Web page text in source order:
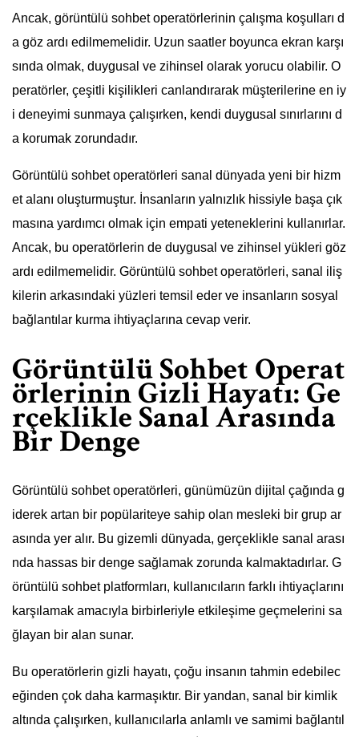
Ancak, görüntülü sohbet operatörlerinin çalışma koşulları d
a göz ardı edilmemelidir. Uzun saatler boyunca ekran karşı
sında olmak, duygusal ve zihinsel olarak yorucu olabilir. O
peratörler, çeşitli kişilikleri canlandırarak müşterilerine en iy
i deneyimi sunmaya çalışırken, kendi duygusal sınırlarını d
a korumak zorundadır.
Görüntülü sohbet operatörleri sanal dünyada yeni bir hizm
et alanı oluşturmuştur. İnsanların yalnızlık hissiyle başa çık
masına yardımcı olmak için empati yeteneklerini kullanırlar.
Ancak, bu operatörlerin de duygusal ve zihinsel yükleri göz
ardı edilmemelidir. Görüntülü sohbet operatörleri, sanal iliş
kilerin arkasındaki yüzleri temsil eder ve insanların sosyal
bağlantılar kurma ihtiyaçlarına cevap verir.
Görüntülü Sohbet Operat
örlerinin Gizli Hayatı: Ge
rçeklikle Sanal Arasında
Bir Denge
Görüntülü sohbet operatörleri, günümüzün dijital çağında g
iderek artan bir popülariteye sahip olan mesleki bir grup ar
asında yer alır. Bu gizemli dünyada, gerçeklikle sanal arası
nda hassas bir denge sağlamak zorunda kalmaktadırlar. G
örüntülü sohbet platformları, kullanıcıların farklı ihtiyaçlarını
karşılamak amacıyla birbirleriyle etkileşime geçmelerini sa
ğlayan bir alan sunar.
Bu operatörlerin gizli hayatı, çoğu insanın tahmin edebilec
eğinden çok daha karmaşıktır. Bir yandan, sanal bir kimlik
altında çalışırken, kullanıcılarla anlamlı ve samimi bağlantıl